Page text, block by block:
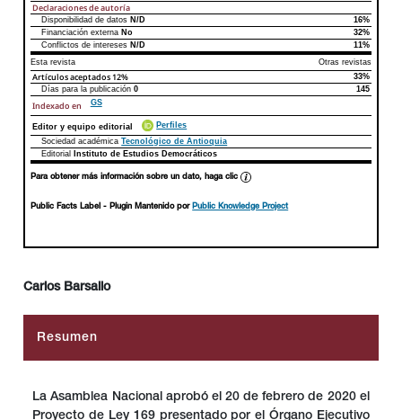
Declaraciones de autoría
Declaraciones de autoríaEste artículo
Disponibilidad de datos N/D
16%
Financiación externa No
32%
Conflictos de intereses N/D
11%
Esta revista
Otras revistas
Artículos aceptados 12%
33%
Días para la publicación0 145
Indexado en GS
Editor y equipo editorial
Perfiles
Sociedad académicaTecnológico de Antioquia
Editorial
Instituto de Estudios Democráticos
Para obtener más información sobre un dato, haga clic
Public Facts Label - Plugin Mantenido por Public Knowledge Project
##plugins.themes.bootstrap3.article.main##
Carlos Barsallo
Resumen
La Asamblea Nacional aprobó el 20 de febrero de 2020 el
Proyecto de Ley 169 presentado por el Órgano Ejecutivo